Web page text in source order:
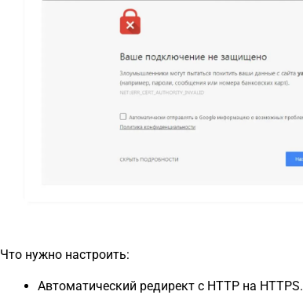
Что нужно настроить:
Автоматический редирект с HTTP на HTTPS.